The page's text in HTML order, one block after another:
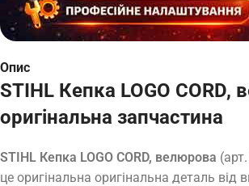
Опис
STIHL Кепка LOGO CORD,
оригінальна запчастина
STIHL Кепка LOGO CORD, велюрова
це оригінальна оригінальна деталь від